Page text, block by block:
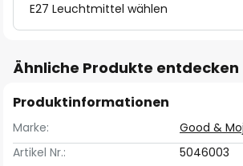
E27 Leuchtmittel wählen
Ähnliche Produkte entdecken
Produktinformationen
Marke:
Good &
Artikel Nr.:
5046003